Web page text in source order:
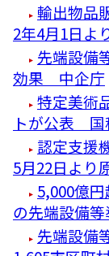
輸出物品
2年4月1日
先端設備
効果 中企庁
特定美術
トが公表 国
認定支援
5月22日より
5,000億
の先端設備
先端設備